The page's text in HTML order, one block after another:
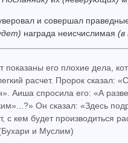
и совершал
награда неисчислимая (в
его плохие дела,
расчет. Пророк сказал:
Аиша спросила его: «А
Он сказал: «Здесь
с кем будет производиться
и Муслим)